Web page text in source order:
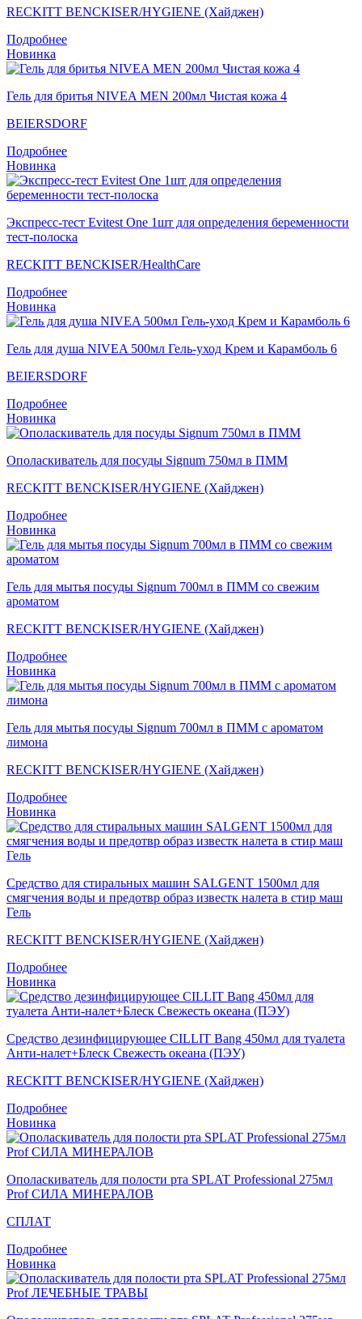
RECKITT BENCKISER/HYGIENE (Хайджен)
Подробнее
Новинка
Гель для бритья NIVEA MEN 200мл Чистая кожа 4
BEIERSDORF
Подробнее
Новинка
Экспресс-тест Evitest One 1шт для определения беременности
тест-полоска
RECKITT BENCKISER/НealthСare
Подробнее
Новинка
Гель для душа NIVEA 500мл Гель-уход Крем и Карамболь 6
BEIERSDORF
Подробнее
Новинка
Ополаскиватель для посуды Signum 750мл в ПММ
RECKITT BENCKISER/HYGIENE (Хайджен)
Подробнее
Новинка
Гель для мытья посуды Signum 700мл в ПММ со свежим
ароматом
RECKITT BENCKISER/HYGIENE (Хайджен)
Подробнее
Новинка
Гель для мытья посуды Signum 700мл в ПММ с ароматом
лимона
RECKITT BENCKISER/HYGIENE (Хайджен)
Подробнее
Новинка
Средство для стиральных машин SALGENT 1500мл для
смягчения воды и предотвр образ известк налета в стир маш
Гель
RECKITT BENCKISER/HYGIENE (Хайджен)
Подробнее
Новинка
Средство дезинфицирующее CILLIT Bang 450мл для туалета
Анти-налет+Блеск Свежесть океана (ПЭУ)
RECKITT BENCKISER/HYGIENE (Хайджен)
Подробнее
Новинка
Ополаскиватель для полости рта SPLAT Professional 275мл
Prof СИЛА МИНЕРАЛОВ
СПЛАТ
Подробнее
Новинка